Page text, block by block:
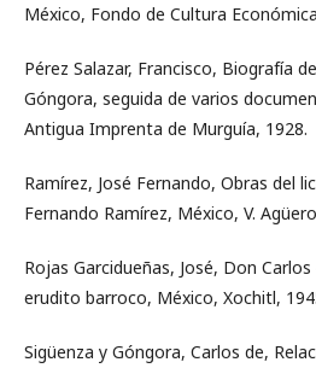
México, Fondo de Cultura
Pérez Salazar, Francisco, Biografía
Góngora, seguida de varios
Antigua Imprenta de Murguía, 1928.
Ramírez, José Fernando, Obras del
Fernando Ramírez, México, V.
Rojas Garcidueñas, José, Don
erudito barroco, México, Xochitl,
Sigüenza y Góngora, Carlos de,